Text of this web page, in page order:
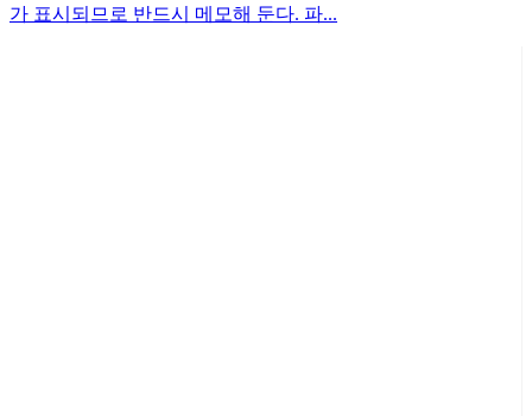
가 표시되므로 반드시 메모해 둔다. 파...